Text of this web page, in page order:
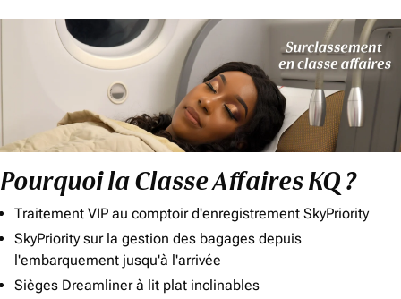
Pourquoi la Classe Affaires KQ ?
Traitement VIP au comptoir d'enregistrement SkyPriority
SkyPriority sur la gestion des bagages depuis
l'embarquement jusqu'à l'arrivée
Sièges Dreamliner à lit plat inclinables